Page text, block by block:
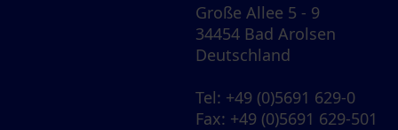
Große Allee 5 - 9
34454 Bad Arolsen
Deutschland
Tel: +49 (0)5691 629-0
Fax: +49 (0)5691 629-501